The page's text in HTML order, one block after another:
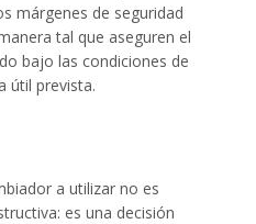
márgenes de seguridad
tal que aseguren el
bajo las condiciones de
útil prevista.
a utilizar no es
es una decisión